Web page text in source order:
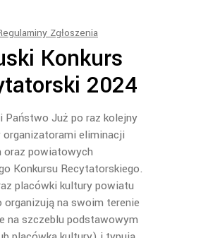
Zgłoszenia
Konkurs
2024
Państwo Już po raz kolejny
eliminacji
oraz powiatowych
Konkursu Recytatorskiego.
placówki kultury powiatu
organizują na swoim terenie
na szczeblu podstawowym